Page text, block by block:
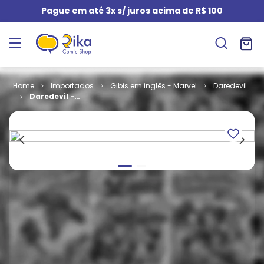
Pague em até 3x s/ juros acima de R$ 100
Importados Gibis em inglês - Marvel
Daredevil
Daredevil -
Volume 1 #